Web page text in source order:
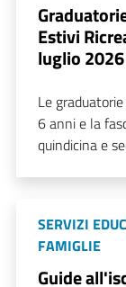
Estivi
luglio 2026
Le
6 anni e la
quindicina e
SERVIZI
FAMIGLIE
Guide